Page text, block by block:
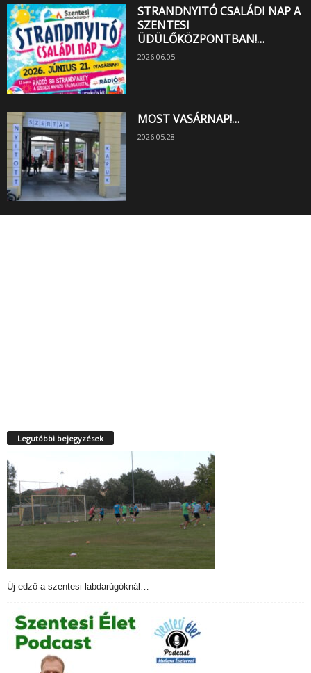
STRANDNYITÓ CSALÁDI NAP A
SZENTESI
ÜDÜLŐKÖZPONTBAN!…
2026.06.05.
MOST VASÁRNAP!…
2026.05.28.
Legutóbbi bejegyzések
Új edző a szentesi labdarúgóknál…